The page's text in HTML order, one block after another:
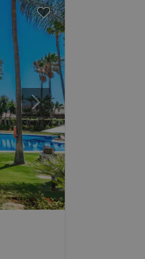
Nästa